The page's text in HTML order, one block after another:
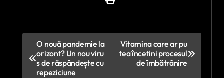
O nouă pandemie la
orizont? Un nou viru
s de răspândește cu
repeziciune
Vitamina care ar pu
tea încetini procesul
de îmbătrânire